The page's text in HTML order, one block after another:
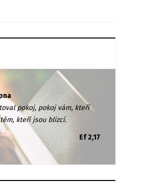
pokoj, pokoj vám, kteří
kteří jsou blízcí.
Ef 2,17